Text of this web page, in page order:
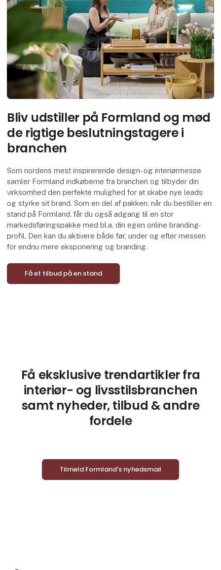
Bliv udstiller på Formland og mød
de rigtige beslutningstagere i
branchen
Som nordens mest inspirerende design- og interiørmesse
samler Formland indkøberne fra branchen og tilbyder din
virksomhed den perfekte mulighed for at skabe nye leads
og styrke sit brand. Som en del af pakken, når du bestiller en
stand på Formland, får du også adgang til en stor
markedsføringspakke med bl.a. din egen online branding-
profil. Den kan du aktivere både før, under og efter messen
for endnu mere eksponering og branding.
Få et tilbud på en stand
Få eksklusive trendartikler fra
interiør- og livsstilsbranchen
samt nyheder, tilbud & andre
fordele
Tilmeld Formland's nyhedsmail